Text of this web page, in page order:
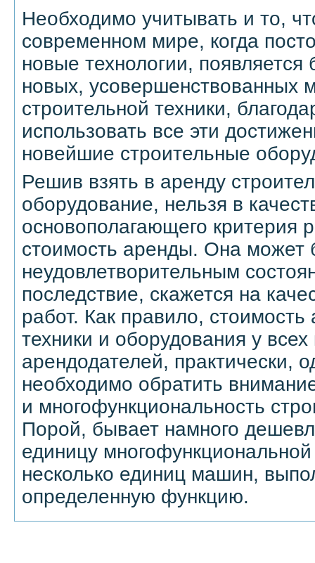
Необходимо учитывать и то,
современном мире, когда
новые технологии,
новых, усовершенствованных
строительной техники,
использовать все эти
новейшие строительные
Решив взять в аренду
оборудование, нельзя в
основополагающего критерия
стоимость аренды. Она может
неудовлетворительным
последствие, скажется на
работ. Как правило,
техники и оборудования у
арендодателей, практически,
необходимо обратить
и многофункциональность
Порой, бывает намного
единицу
несколько единиц машин,
определенную функцию.